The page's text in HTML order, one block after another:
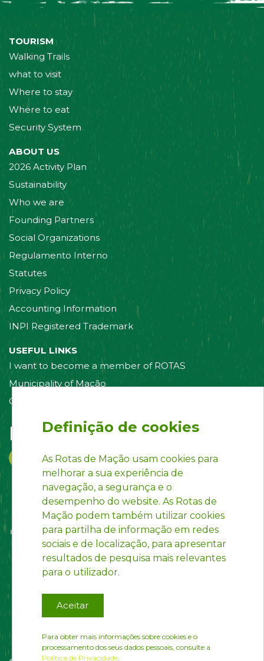
TOURISM
Walking Trails
what to visit
Where to stay
Where to eat
Security System
ABOUT US
2026 Activity Plan
Sustainability
Who we are
Founding Partners
Social Organizations
Regulamento Interno
Statutes
Privacy Policy
Accounting Information
INPI Registered Trademark
USEFUL LINKS
I want to become a member of ROTAS
Municipality of Mação
Contact us
Follow us on:
Definição de cookies
As Rotas de Mação usam cookies para
melhorar a sua experiência de
navegação, a segurança e o
desempenho do website. As Rotas de
Mação podem também utilizar cookies
para partilha de informação em redes
sociais e de localização, para apresentar
resultados de pesquisa mais relevantes
para o utilizador.
Aceitar
Para obter mais informações sobre cookies e o
processamento dos seus dados pessoais, consulte a
Política de Privacidade.